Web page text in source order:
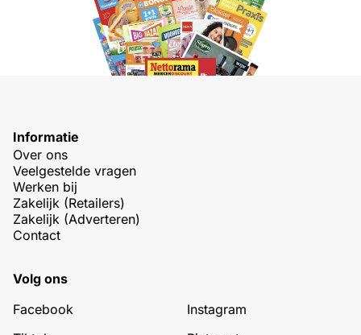
Informatie
Over ons
Veelgestelde vragen
Werken bij
Zakelijk (Retailers)
Zakelijk (Adverteren)
Contact
Volg ons
Facebook
Instagram